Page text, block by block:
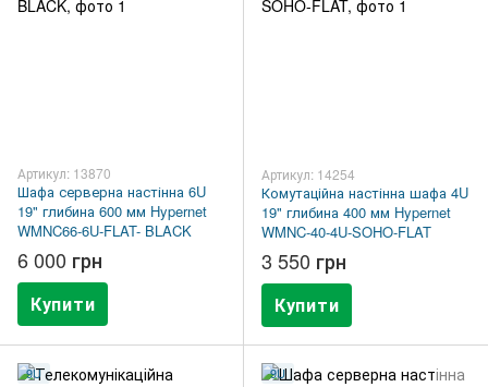
Артикул: 13870
Шафа серверна настінна 6U
19" глибина 600 мм Hypernet
WMNC66-6U-FLAT- BLACK
6 000 грн
Купити
Артикул: 14254
Комутаційна настінна шафа 4U
19" глибина 400 мм Hypernet
WMNC-40-4U-SOHO-FLAT
3 550 грн
Купити
9U
9U